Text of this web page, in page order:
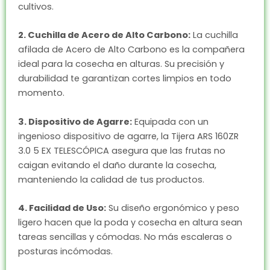
cultivos.
2. Cuchilla de Acero de Alto Carbono: La cuchilla
afilada de Acero de Alto Carbono es la compañera
ideal para la cosecha en alturas. Su precisión y
durabilidad te garantizan cortes limpios en todo
momento.
3. Dispositivo de Agarre: Equipada con un
ingenioso dispositivo de agarre, la Tijera ARS 160ZR
3.0 5 EX TELESCÓPICA asegura que las frutas no
caigan evitando el daño durante la cosecha,
manteniendo la calidad de tus productos.
4. Facilidad de Uso: Su diseño ergonómico y peso
ligero hacen que la poda y cosecha en altura sean
tareas sencillas y cómodas. No más escaleras o
posturas incómodas.